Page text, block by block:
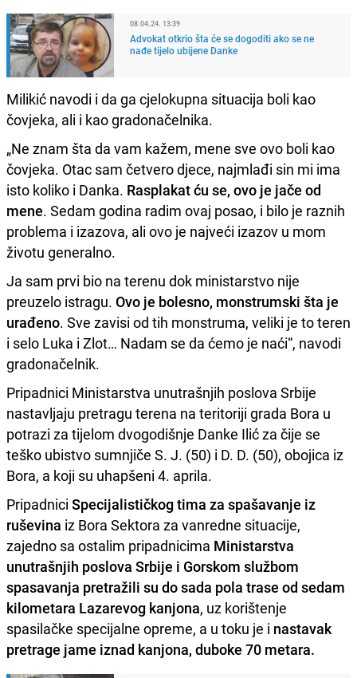
08.04.24. 13:39
Advokat otkrio šta će se dogoditi ako se ne
nađe tijelo ubijene Danke
Milikić navodi i da ga cjelokupna situacija boli kao
čovjeka, ali i kao gradonačelnika.
„Ne znam šta da vam kažem, mene sve ovo boli kao
čovjeka. Otac sam četvero djece, najmlađi sin mi ima
isto koliko i Danka. Rasplakat ću se, ovo je jače od
mene. Sedam godina radim ovaj posao, i bilo je raznih
problema i izazova, ali ovo je najveći izazov u mom
životu generalno.
Ja sam prvi bio na terenu dok ministarstvo nije
preuzelo istragu. Ovo je bolesno, monstrumski šta je
urađeno. Sve zavisi od tih monstruma, veliki je to teren
i selo Luka i Zlot… Nadam se da ćemo je naći“, navodi
gradonačelnik.
Pripadnici Ministarstva unutrašnjih poslova Srbije
nastavljaju pretragu terena na teritoriji grada Bora u
potrazi za tijelom dvogodišnje Danke Ilić za čije se
teško ubistvo sumnjiče S. J. (50) i D. D. (50), obojica iz
Bora, a koji su uhapšeni 4. aprila.
Pripadnici Specijalističkog tima za spašavanje iz
ruševina iz Bora Sektora za vanredne situacije,
zajedno sa ostalim pripadnicima Ministarstva
unutrašnjih poslova Srbije i Gorskom službom
spasavanja pretražili su do sada pola trase od sedam
kilometara Lazarevog kanjona, uz korištenje
spasilačke specijalne opreme, a u toku je i nastavak
pretrage jame iznad kanjona, duboke 70 metara.